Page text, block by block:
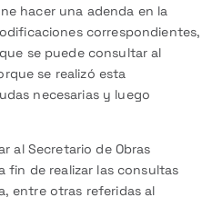
hacer una adenda en la
correspondientes,
se puede consultar al
se realizó esta
necesarias y luego
al Secretario de Obras
fin de realizar las consultas
entre otras referidas al